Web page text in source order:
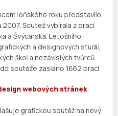
loňského roku představilo
Soutež vybírala z prací
a Švýcarska. Letošního
a designových studií,
škol a nezávislých tvůrců.
soutěže zasláno 1662 prací.
webových stránek
grafickou soutěž na nový